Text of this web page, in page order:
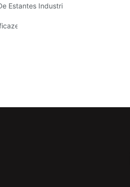
Estantes Industriais Para Uma
De Estantes De